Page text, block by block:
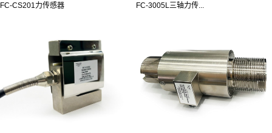
FC-CS201力传感器 FC-3005L三轴力传...